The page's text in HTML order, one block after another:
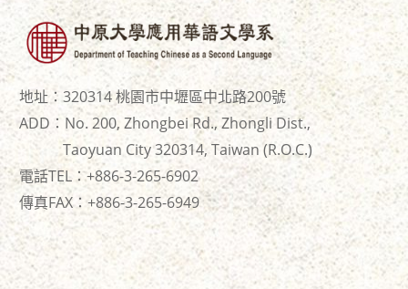
地址：320314 桃園市中壢區中北路200號
ADD：No. 200, Zhongbei Rd., Zhongli Dist.,
Taoyuan City 320314, Taiwan (R.O.C.)
電話TEL：+886-3-265-6902
傳真FAX：+886-3-265-6949